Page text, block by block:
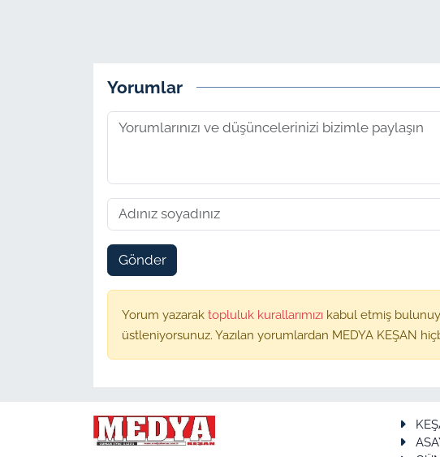
Yorumlar
Gönder
Yorum yazarak topluluk kurallarımızı kabul etmiş
üstleniyorsunuz. Yazılan yorumlardan MEDYA KEŞAN